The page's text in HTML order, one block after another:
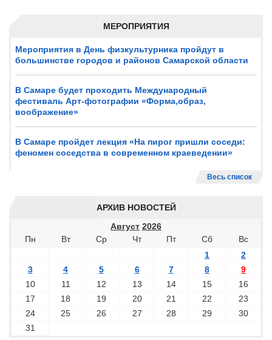
МЕРОПРИЯТИЯ
Мероприятия в День физкультурника пройдут в
большинстве городов и районов Самарской области
В Самаре будет проходить Международный
фестиваль Арт-фотографии «Форма,образ,
воображение»
В Самаре пройдет лекция «На пирог пришли соседи:
феномен соседства в современном краеведении»
Весь список
АРХИВ НОВОСТЕЙ
Август 2026
Пн
Вт Ср Чт Пт Сб
Вс
1
2
3
4 5 6 7 8
9
10
11 12 13 14 15
16
17
18 19 20 21 22
23
24
25 26 27 28 29
30
31